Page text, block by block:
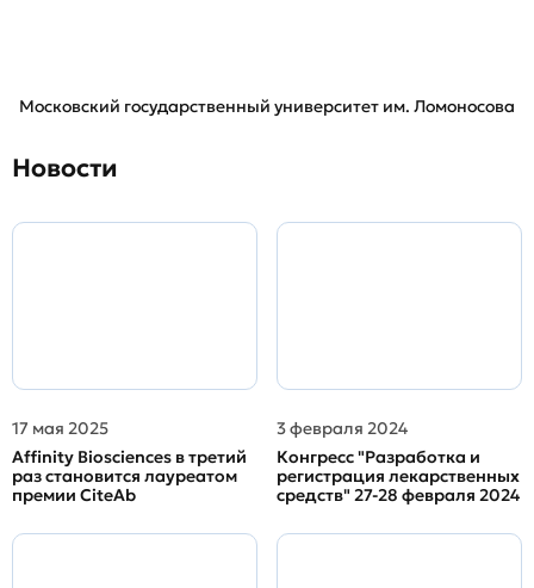
Московский государственный университет им. Ломоносова
Новости
17 мая 2025
Affinity Biosciences в третий
раз становится лауреатом
премии CiteAb
3 февраля 2024
Конгресс "Разработка и
регистрация лекарственных
средств" 27-28 февраля 2024